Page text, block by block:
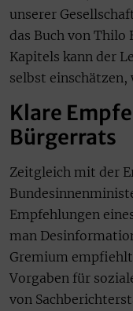
unserer
das Buch von Thilo
Kapitels kann der
selbst
Klare
Bürgerrats
Zeitgleich mit der
Empfehlungen
man
Gremium
Vorgaben für
von